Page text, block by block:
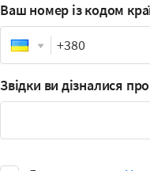
Ваш номер із кодом
Phone
Звідки ви дізналися